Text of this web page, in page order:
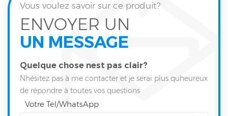
Vous voulez savoir sur ce produit?
ENVOYER UN
UN MESSAGE
Quelque chose nest pas clair?
Nhésitez pas à me contacter et je serai plus quheureux
de répondre à toutes vos questions
Votre Tel/WhatsApp